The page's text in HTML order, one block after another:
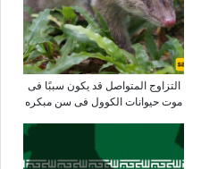
التزاوج المتواصل قد یکون سببًا فی
موت حیوانات الکوول فی سن مبکره